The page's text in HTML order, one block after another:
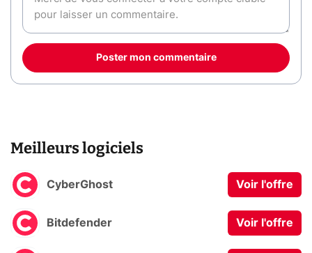
Poster mon commentaire
Meilleurs logiciels
CyberGhost Voir l'offre
Bitdefender Voir l'offre